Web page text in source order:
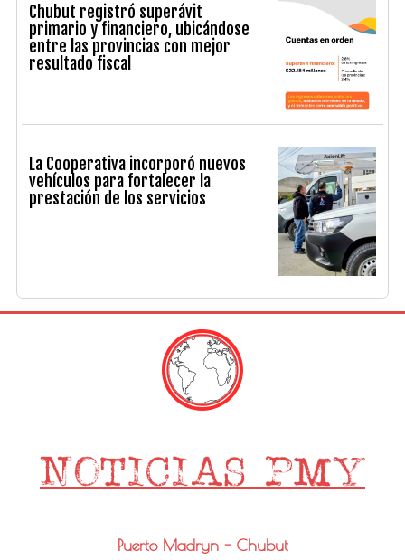
Chubut registró superávit
primario y financiero, ubicándose
entre las provincias con mejor
resultado fiscal
La Cooperativa incorporó nuevos
vehículos para fortalecer la
prestación de los servicios
Puerto Madryn - Chubut